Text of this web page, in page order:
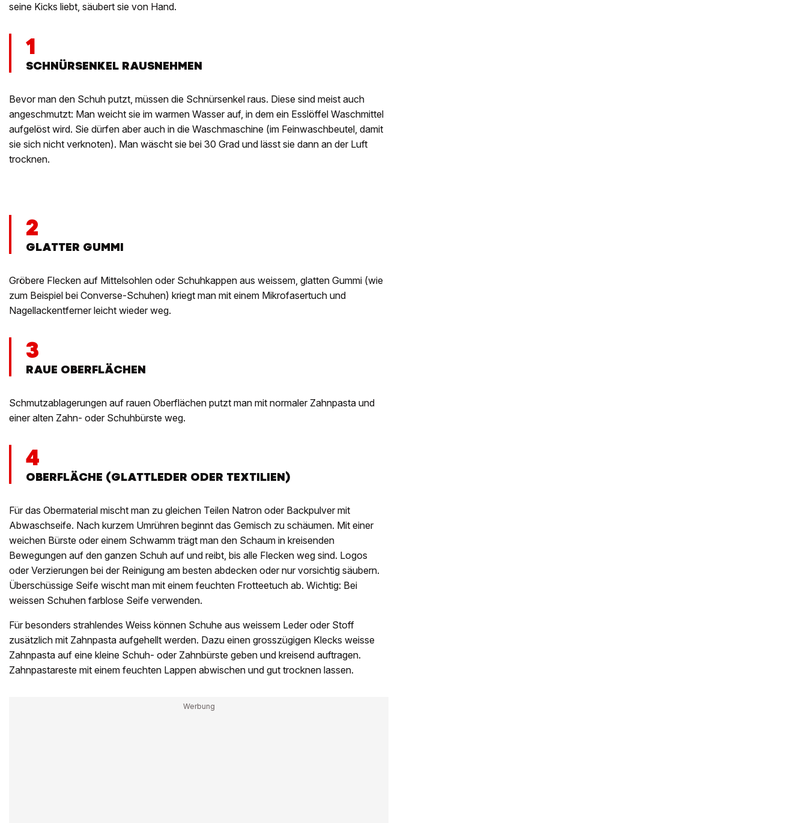
seine Kicks liebt, säubert sie von Hand.
1
SCHNÜRSENKEL RAUSNEHMEN
Bevor man den Schuh putzt, müssen die Schnürsenkel raus. Diese sind meist auch
angeschmutzt: Man weicht sie im warmen Wasser auf, in dem ein Esslöffel Waschmittel
aufgelöst wird. Sie dürfen aber auch in die Waschmaschine (im Feinwaschbeutel, damit
sie sich nicht verknoten). Man wäscht sie bei 30 Grad und lässt sie dann an der Luft
trocknen.
2
GLATTER GUMMI
Gröbere Flecken auf Mittelsohlen oder Schuhkappen aus weissem, glatten Gummi (wie
zum Beispiel bei Converse-Schuhen) kriegt man mit einem Mikrofasertuch und
Nagellackentferner leicht wieder weg.
3
RAUE OBERFLÄCHEN
Schmutzablagerungen auf rauen Oberflächen putzt man mit normaler Zahnpasta und
einer alten Zahn- oder Schuhbürste weg.
4
OBERFLÄCHE (GLATTLEDER ODER TEXTILIEN)
Für das Obermaterial mischt man zu gleichen Teilen Natron oder Backpulver mit
Abwaschseife. Nach kurzem Umrühren beginnt das Gemisch zu schäumen. Mit einer
weichen Bürste oder einem Schwamm trägt man den Schaum in kreisenden
Bewegungen auf den ganzen Schuh auf und reibt, bis alle Flecken weg sind. Logos
oder Verzierungen bei der Reinigung am besten abdecken oder nur vorsichtig säubern.
Überschüssige Seife wischt man mit einem feuchten Frotteetuch ab. Wichtig: Bei
weissen Schuhen farblose Seife verwenden.
Für besonders strahlendes Weiss können Schuhe aus weissem Leder oder Stoff
zusätzlich mit Zahnpasta aufgehellt werden. Dazu einen grosszügigen Klecks weisse
Zahnpasta auf eine kleine Schuh- oder Zahnbürste geben und kreisend auftragen.
Zahnpastareste mit einem feuchten Lappen abwischen und gut trocknen lassen.